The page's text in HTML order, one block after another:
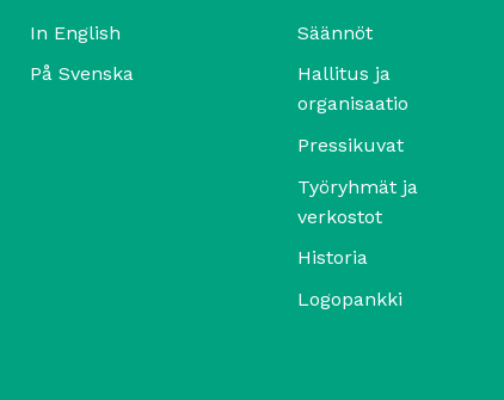
In English
På Svenska
Säännöt
Hallitus ja
organisaatio
Pressikuvat
Työryhmät ja
verkostot
Historia
Logopankki